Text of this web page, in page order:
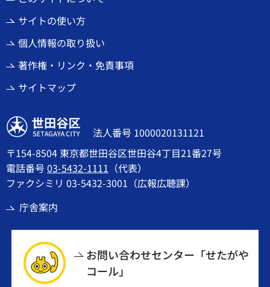
サイトの使い方
個人情報の取り扱い
著作権・リンク・免責事項
サイトマップ
世田谷区
法人番号 1000020131121
〒154-8504 東京都世田谷区世田谷4丁目21番27号
電話番号03-5432-1111 （代表）
ファクシミリ 03-5432-3001（広報広聴課）
庁舎案内
お問い合わせセンター「せたがや
コール」